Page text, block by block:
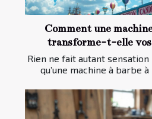
Comment une
transforme-t-elle vos
Rien ne fait autant sensation
qu’une machine à barbe